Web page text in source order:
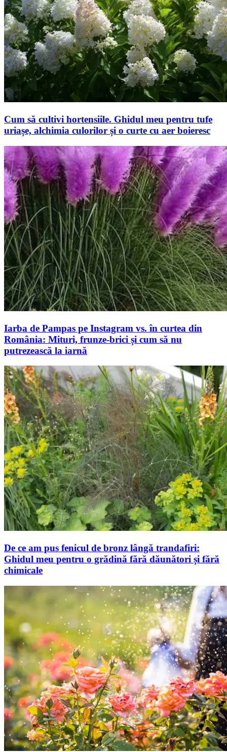
Cum să cultivi hortensiile. Ghidul meu pentru tufe
uriașe, alchimia culorilor și o curte cu aer boieresc
Iarba de Pampas pe Instagram vs. în curtea din
România: Mituri, frunze-brici și cum să nu
putrezească la iarnă
De ce am pus fenicul de bronz lângă trandafiri:
Ghidul meu pentru o grădină fără dăunători și fără
chimicale